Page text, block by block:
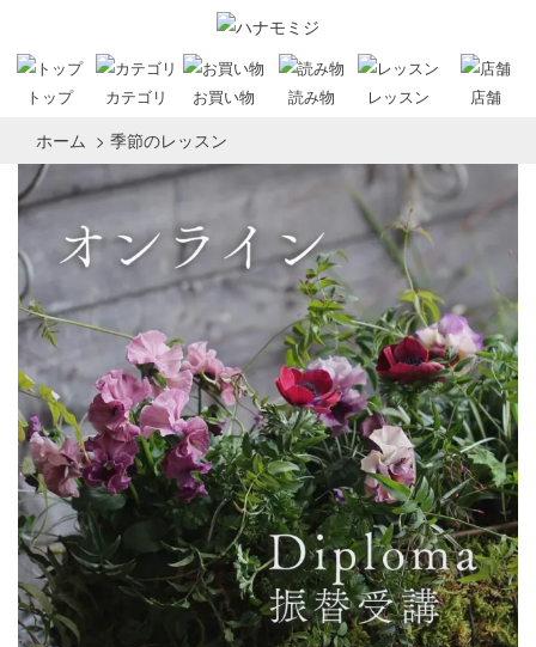
トップ カテゴリ お買い物 読み物 レッスン 店舗
ホーム > 季節のレッスン